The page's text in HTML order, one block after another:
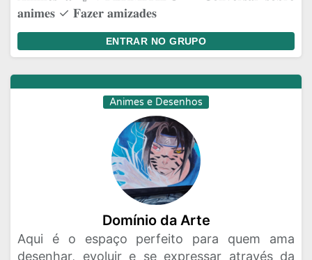
𝐚𝐧𝐢𝐦𝐞𝐬 ✓ 𝐅𝐚𝐳𝐞𝐫 𝐚𝐦𝐢𝐳𝐚𝐝𝐞𝐬
ENTRAR NO GRUPO
Animes e Desenhos
Domínio da Arte
Aqui é o espaço perfeito para quem ama
desenhar, evoluir e se expressar através da